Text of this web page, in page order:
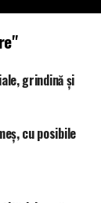
grindină şi
cu posibile